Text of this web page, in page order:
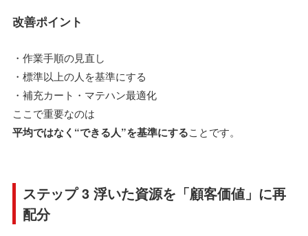
改善ポイント
・作業手順の見直し
・標準以上の人を基準にする
・補充カート・マテハン最適化
ここで重要なのは
平均ではなく“できる人”を基準にすることです。
ステップ 3 浮いた資源を「顧客価値」に再
配分